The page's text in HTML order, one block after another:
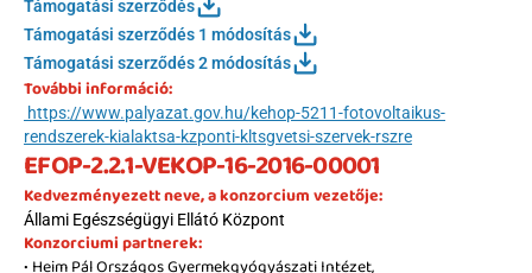
Támogatási szerződés
Támogatási szerződés 1 módosítás
Támogatási szerződés 2 módosítás
További információ:
rendszerek-kialaktsa-kzponti-kltsgvetsi-szervek-rszre
EFOP-2.2.1-VEKOP-16-2016-00001
Kedvezményezett neve, a konzorcium vezetője:
Állami Egészségügyi Ellátó Központ
Konzorciumi partnerek:
• Heim Pál Országos Gyermekgyógyászati Intézet,